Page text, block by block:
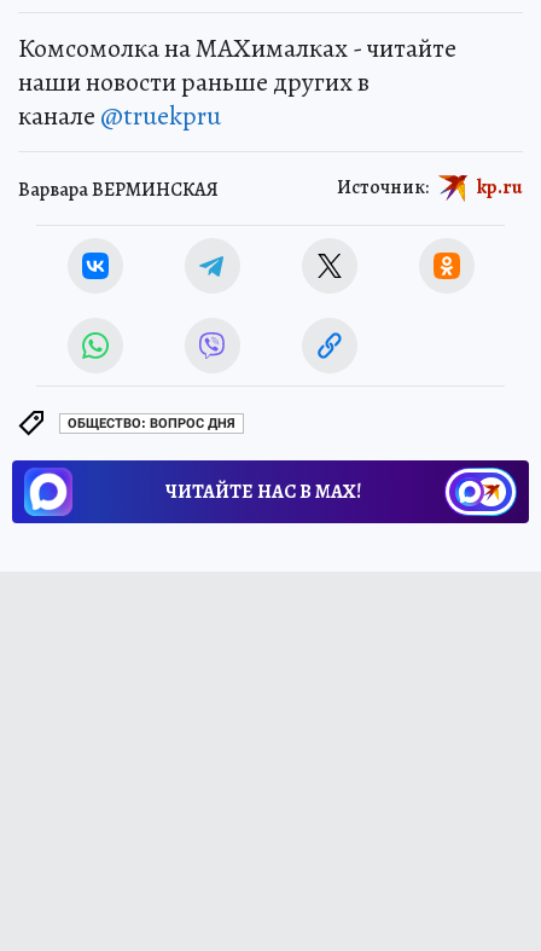
Комсомолка на MAXималках - читайте
наши новости раньше других в
канале @truekpru
Варвара ВЕРМИНСКАЯ Источник: kp.ru
ОБЩЕСТВО: ВОПРОС ДНЯ
ЧИТАЙТЕ НАС В МАХ!